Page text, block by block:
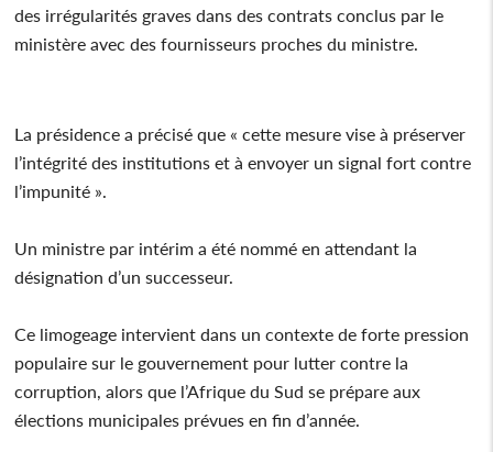
des irrégularités graves dans des contrats conclus par le
ministère avec des fournisseurs proches du ministre.
La présidence a précisé que « cette mesure vise à préserver
l’intégrité des institutions et à envoyer un signal fort contre
l’impunité ».
Un ministre par intérim a été nommé en attendant la
désignation d’un successeur.
Ce limogeage intervient dans un contexte de forte pression
populaire sur le gouvernement pour lutter contre la
corruption, alors que l’Afrique du Sud se prépare aux
élections municipales prévues en fin d’année.